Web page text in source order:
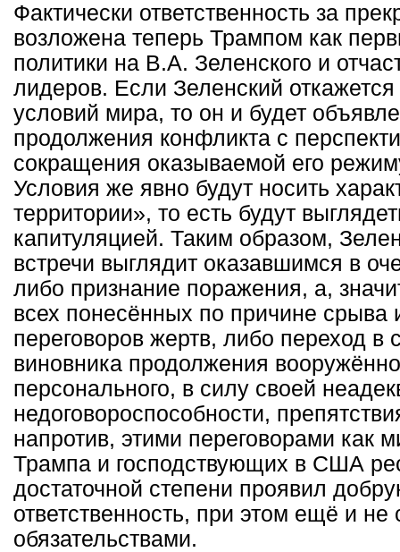
Фактически ответственность за
возложена теперь Трампом как
политики на В.А. Зеленского и
лидеров. Если Зеленский
условий мира, то он и будет
продолжения конфликта с
сокращения оказываемой его
Условия же явно будут носить
территории», то есть будут
капитуляцией. Таким образом,
встречи выглядит оказавшимся в
либо признание поражения, а,
всех понесённых по причине срыва
переговоров жертв, либо переход в
виновника продолжения
персонального, в силу своей
недоговороспособности,
напротив, этими переговорами как
Трампа и господствующих в США
достаточной степени проявил
ответственность, при этом ещё и не
обязательствами.